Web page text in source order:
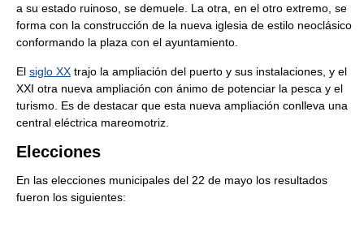
a su estado ruinoso, se demuele. La otra, en el otro extremo, se
forma con la construcción de la nueva iglesia de estilo neoclásico
conformando la plaza con el ayuntamiento.
El siglo XX trajo la ampliación del puerto y sus instalaciones, y el
XXI otra nueva ampliación con ánimo de potenciar la pesca y el
turismo. Es de destacar que esta nueva ampliación conlleva una
central eléctrica mareomotriz.
Elecciones
En las elecciones municipales del 22 de mayo los resultados
fueron los siguientes: